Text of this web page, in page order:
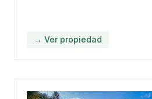
→ Ver propiedad